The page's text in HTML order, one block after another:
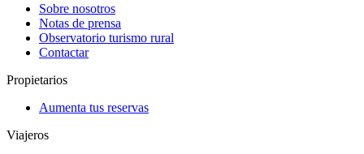
Sobre nosotros
Notas de prensa
Observatorio turismo rural
Contactar
Propietarios
Aumenta tus reservas
Viajeros